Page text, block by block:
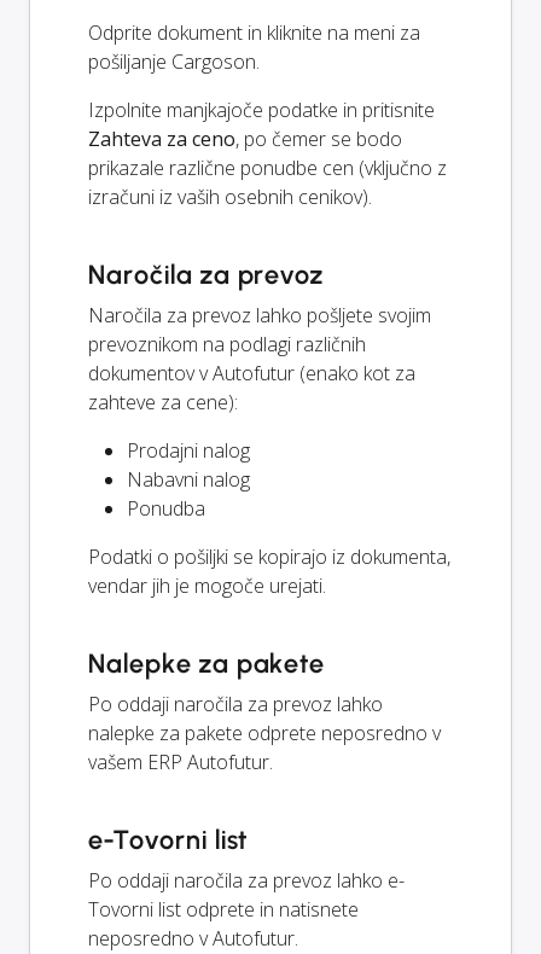
Odprite dokument in kliknite na meni za
pošiljanje Cargoson.
Izpolnite manjkajoče podatke in pritisnite
Zahteva za ceno, po čemer se bodo
prikazale različne ponudbe cen (vključno z
izračuni iz vaših osebnih cenikov).
Naročila za prevoz
Naročila za prevoz lahko pošljete svojim
prevoznikom na podlagi različnih
dokumentov v Autofutur (enako kot za
zahteve za cene):
Prodajni nalog
Nabavni nalog
Ponudba
Podatki o pošiljki se kopirajo iz dokumenta,
vendar jih je mogoče urejati.
Nalepke za pakete
Po oddaji naročila za prevoz lahko
nalepke za pakete odprete neposredno v
vašem ERP Autofutur.
e-Tovorni list
Po oddaji naročila za prevoz lahko e-
Tovorni list odprete in natisnete
neposredno v Autofutur.